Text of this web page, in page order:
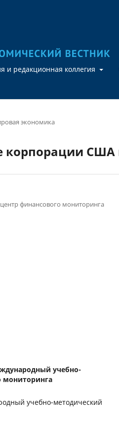
и редакционная коллегия
экономика
корпорации
финансового мониторинга
учебно-
мониторинга
учебно-методический